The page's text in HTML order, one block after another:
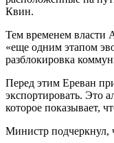
Квин.
Тем временем власти
«еще одним этапом
разблокировка
Перед этим Ереван
экспортировать. Это
которое показывает,
Министр подчеркнул,